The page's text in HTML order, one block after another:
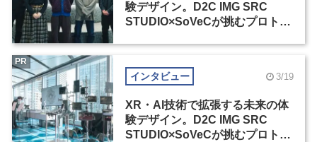
験デザイン。D2C IMG SRC
STUDIO×SoVeCが挑むプロトタ
インタビュー 3/19
XR・AI技術で拡張する未来の体
験デザイン。D2C IMG SRC
STUDIO×SoVeCが挑むプロトタ
PR